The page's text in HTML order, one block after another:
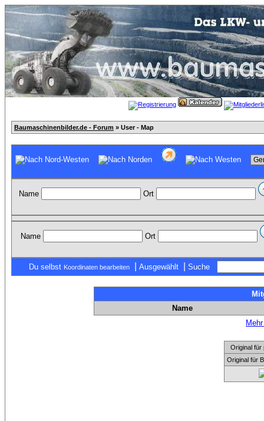
Baumaschinenbilder.de - Forum » User - Map
Name Ort
Name Ort
Du selbst Koordinaten bearbeiten Ausgewählt Suche
Name
Original für
Original für